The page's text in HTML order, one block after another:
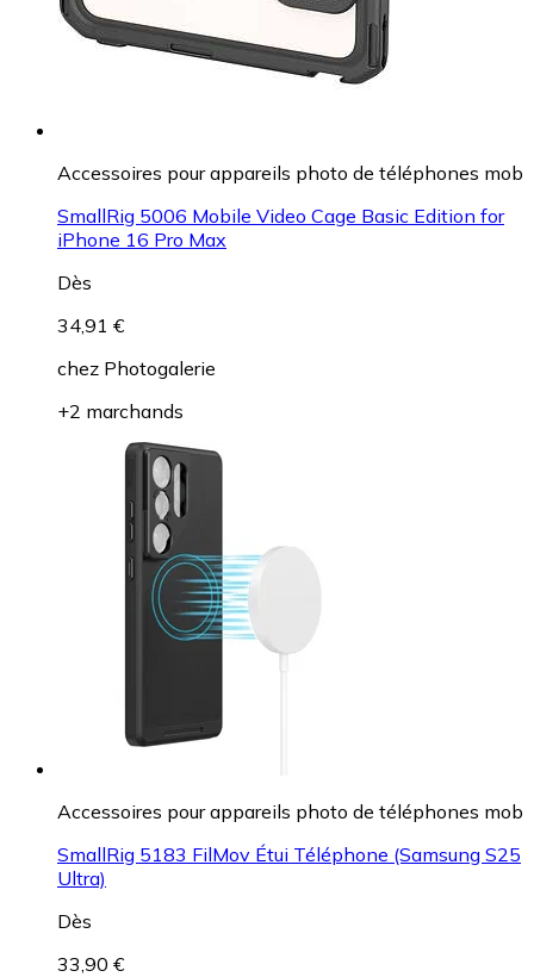
Accessoires pour appareils photo de téléphones mob
SmallRig 5006 Mobile Video Cage Basic Edition for
iPhone 16 Pro Max
Dès
34,91 €
chez Photogalerie
+2 marchands
Accessoires pour appareils photo de téléphones mob
SmallRig 5183 FilMov Étui Téléphone (Samsung S25
Ultra)
Dès
33,90 €